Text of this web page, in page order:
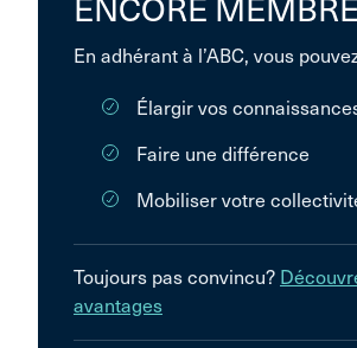
ENCORE
En adhérant à l’ABC, vous
Élargir vos
Faire une différence
Mobiliser votre
Toujours pas convincu?
avantages